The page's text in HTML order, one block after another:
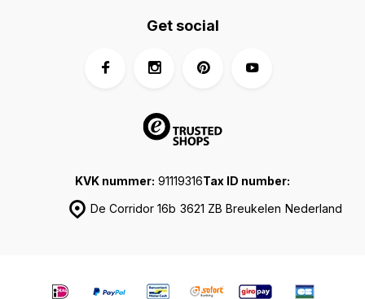
De Corridor 16b 3621 ZB Breukelen Nederland
KVK nummer: 91119316Tax ID number:
Get social